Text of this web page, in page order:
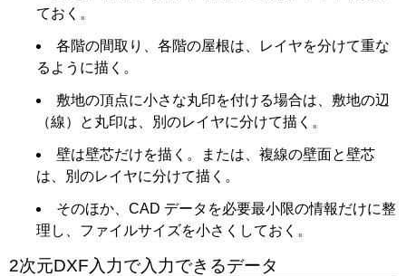
ておく。
各階の間取り、各階の屋根は、レイヤを分けて重な
るように描く。
敷地の頂点に小さな丸印を付ける場合は、敷地の辺
（線）と丸印は、別のレイヤに分けて描く。
壁は壁芯だけを描く。または、複線の壁面と壁芯
は、別のレイヤに分けて描く。
そのほか、CAD データを必要最小限の情報だけに整
理し、ファイルサイズを小さくしておく。
2次元DXF入力で入力できるデータ